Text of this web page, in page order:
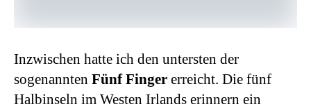
Inzwischen hatte ich den untersten der
sogenannten Fünf Finger erreicht. Die fünf
Halbinseln im Westen Irlands erinnern ein